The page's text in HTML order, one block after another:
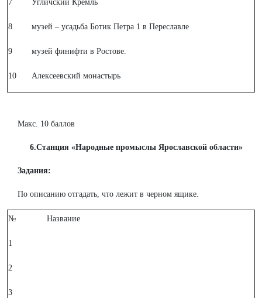
7 Угличский Кремль
8 музей – усадьба Ботик Петра 1 в Переславле
9 музей финифти в Ростове.
10 Алексеевский монастырь
Макс. 10 баллов
6.Станция «Народные промыслы Ярославской области»
Задания:
По описанию отгадать, что лежит в черном ящике.
№ Название
1
2
3